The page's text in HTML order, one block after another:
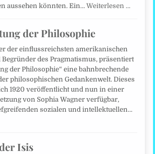
aussehen könnten. Ein…Weiterlesen …
der Philosophie
der einflussreichsten amerikanischen
des Pragmatismus, präsentiert
der Philosophie“ eine bahnbrechende
philosophischen Gedankenwelt. Dieses
1920 veröffentlicht und nun in einer
von Sophia Wagner verfügbar,
sozialen und intellektuellen…
Isis